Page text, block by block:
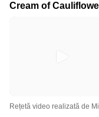
Cream of
Rețetă video realizată de